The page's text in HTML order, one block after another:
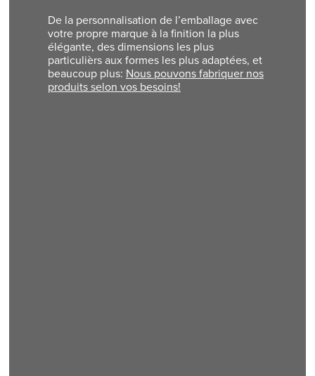
De la personnalisation de l’emballage avec
votre propre marque à la finition la plus
élégante, des dimensions les plus
particulièrs aux formes les plus adaptées, et
beaucoup plus: Nous pouvons fabriquer nos
produits selon vos besoins!